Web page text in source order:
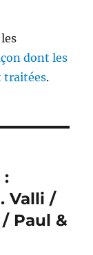
dont les
traitées.
:
Valli /
Paul &